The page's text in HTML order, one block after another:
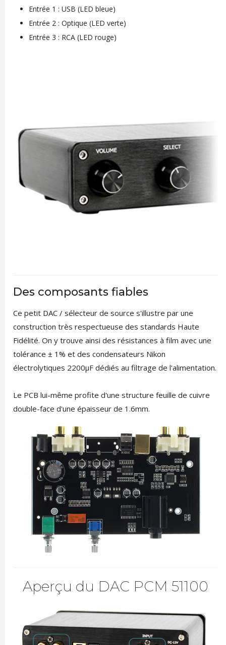
Entrée 1 : USB (LED bleue)
Entrée 2 : Optique (LED verte)
Entrée 3 : RCA (LED rouge)
Des composants fiables
Ce petit DAC / sélecteur de source s'illustre par une
construction très respectueuse des standards Haute
Fidélité. On y trouve ainsi des résistances à film avec une
tolérance ± 1% et des condensateurs Nikon
électrolytiques 2200µF dédiés au filtrage de l'alimentation.
Le PCB lui-même profite d'une structure feuille de cuivre
double-face d'une épaisseur de 1.6mm.
Aperçu du DAC PCM 51100